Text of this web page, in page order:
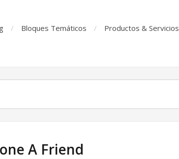
Bloques Temáticos Productos & Servicios
A Friend